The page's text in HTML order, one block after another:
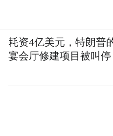
耗资4亿美元，特朗普
宴会厅修建项目被叫停